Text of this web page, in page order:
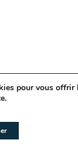
pour vous offrir